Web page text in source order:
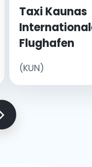
Taxi Kaunas
Flughafen
(KUN)